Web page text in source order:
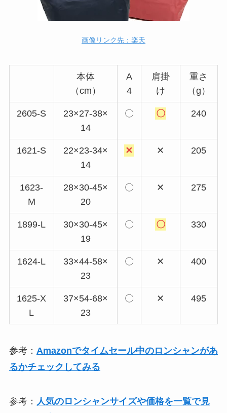
画像リンク先：楽天
本体
（cm）
A
4
肩掛
け
重さ
（g）
2605-S
23×27-38×
14
〇 〇 240
1621-S
22×23-34×
14
✕ ✕ 205
1623-
M
28×30-45×
20
〇 ✕ 275
1899-L
30×30-45×
19
〇 〇 330
1624-L
33×44-58×
23
〇 ✕ 400
1625-X
L
37×54-68×
23
〇 ✕ 495
参考： Amazonでタイムセール中のロンシャンがあ
るかチェックしてみる
参考： 人気のロンシャンサイズや価格を一覧で見